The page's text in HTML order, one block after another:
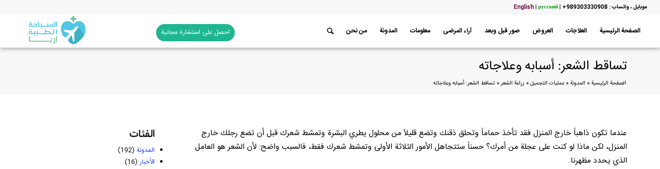
موبایل ، واتساب : 989303330908+ |
English|русский
الصفحة الرئيسية العلاجات العروض صور قبل وبعد آراء المرضى معلومات المدونة من نحن احصل على استشارة مجانية
تساقط الشعر: أسبابه وعلاجاته
الصفحة الرئيسية» المدونة» عمليات التجميل» زراعة الشعر» تساقط الشعر: أسبابه وعلاجاته
عندما تكون ذاهباً خارج المنزل فقد تأخذ حماماً وتحلق ذقنك وتضع قليلاً من محلول يطري البشرة وتمشط شعرك قبل أن تضع رجلك خارج
المنزل، لكن ماذا لو كنت على عجلة من أمرك؟ حسناً ستتجاهل الأمور الثلاثة الأولى وتمشط شعرك فقط، فالسبب واضح: لأن الشعر هو العامل
الذي يحدد مظهرنا.
الفئات
المدونة (192)
الأخبار(16)